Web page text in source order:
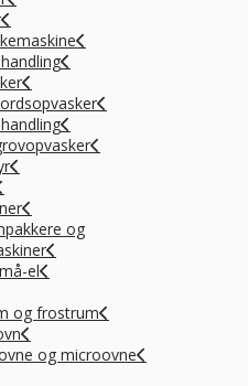
og
el
og frostrum
og microovne